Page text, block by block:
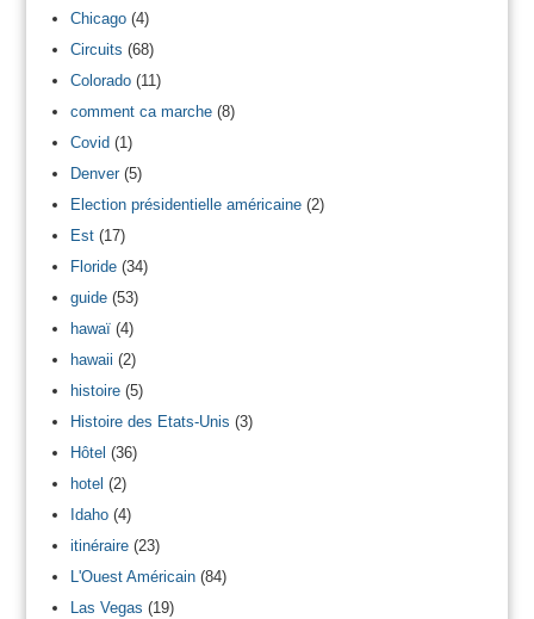
Chicago(4)
Circuits (68)
Colorado(11)
comment ca marche(8)
Covid (1)
Denver(5)
Election présidentielle américaine(2)
Est(17)
Floride(34)
guide(53)
hawaï(4)
hawaii (2)
histoire(5)
Histoire des Etats-Unis (3)
Hôtel (36)
hotel (2)
Idaho(4)
itinéraire(23)
L'Ouest Américain(84)
Las Vegas (19)